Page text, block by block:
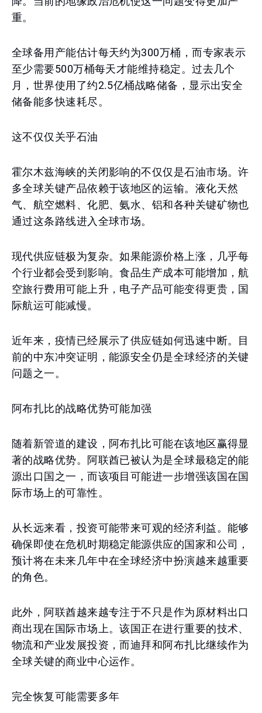
重。
全球备用产能估计每天约为300万桶，而专家表示
至少需要500万桶每天才能维持稳定。过去几个
月，世界使用了约2.5亿桶战略储备，显示出安全
储备能多快速耗尽。
这不仅仅关乎石油
霍尔木兹海峡的关闭影响的不仅仅是石油市场。许
多全球关键产品依赖于该地区的运输。液化天然
气、航空燃料、化肥、氨水、铝和各种关键矿物也
通过这条路线进入全球市场。
现代供应链极为复杂。如果能源价格上涨，几乎每
个行业都会受到影响。食品生产成本可能增加，航
空旅行费用可能上升，电子产品可能变得更贵，国
际航运可能减慢。
近年来，疫情已经展示了供应链如何迅速中断。目
前的中东冲突证明，能源安全仍是全球经济的关键
问题之一。
阿布扎比的战略优势可能加强
随着新管道的建设，阿布扎比可能在该地区赢得显
著的战略优势。阿联酋已被认为是全球最稳定的能
源出口国之一，而该项目可能进一步增强该国在国
际市场上的可靠性。
从长远来看，投资可能带来可观的经济利益。能够
确保即使在危机时期稳定能源供应的国家和公司，
预计将在未来几年中在全球经济中扮演越来越重要
的角色。
此外，阿联酋越来越专注于不只是作为原材料出口
商出现在国际市场上。该国正在进行重要的技术、
物流和产业发展投资，而迪拜和阿布扎比继续作为
全球关键的商业中心运作。
完全恢复可能需要多年